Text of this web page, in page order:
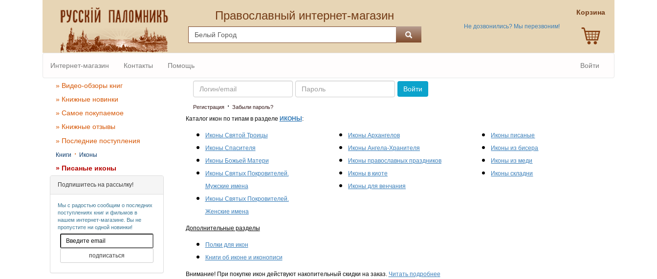
Православный интернет-магазин
Не дозвонились? Мы перезвоним!
Корзина
Интернет-магазин Контакты Помощь Войти
» Видео-обзоры книг
» Книжные новинки
» Самое покупаемое
» Книжные отзывы
» Последние поступления
Книги · Иконы
» Писаные иконы
Подпишитесь на рассылку!
Мы с радостью сообщим о последних
поступлениях книг и фильмов в
нашем интернет-магазине. Вы не
пропустите ни одной новинки!
Email Пароль
Войти
Регистрация· Забыли пароль?
Каталог икон по типам в разделе ИКОНЫ :
Иконы Святой Троицы
Иконы Спасителя
Иконы Божьей Матери
Иконы Святых Покровителей.
Мужские имена
Иконы Святых Покровителей.
Женские имена
Иконы Архангелов
Иконы Ангела-Хранителя
Иконы православных праздников
Иконы в киоте
Иконы для венчания
Иконы писаные
Иконы из бисера
Иконы из меди
Иконы складни
Дополнительные разделы
Полки для икон
Книги об иконе и иконописи
Внимание! При покупке икон действуют накопительный скидки на заказ. Читать подробнее